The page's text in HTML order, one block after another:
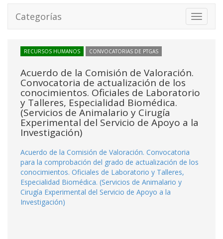
Toggle
Categorías
RECURSOS HUMANOS CONVOCATORIAS DE PTGAS
Acuerdo de la Comisión de Valoración.
Convocatoria de actualización de los
conocimientos. Oficiales de Laboratorio
y Talleres, Especialidad Biomédica.
(Servicios de Animalario y Cirugía
Experimental del Servicio de Apoyo a la
Investigación)
Acuerdo de la Comisión de Valoración. Convocatoria
para la comprobación del grado de actualización de los
conocimientos. Oficiales de Laboratorio y Talleres,
Especialidad Biomédica. (Servicios de Animalario y
Cirugía Experimental del Servicio de Apoyo a la
Investigación)